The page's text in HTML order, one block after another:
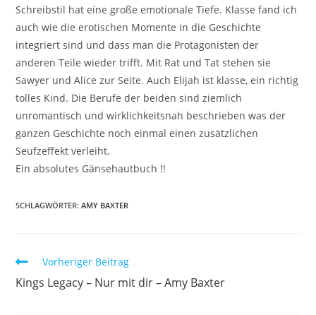
Schreibstil hat eine große emotionale Tiefe. Klasse fand ich
auch wie die erotischen Momente in die Geschichte
integriert sind und dass man die Protagonisten der
anderen Teile wieder trifft. Mit Rat und Tat stehen sie
Sawyer und Alice zur Seite. Auch Elijah ist klasse, ein richtig
tolles Kind. Die Berufe der beiden sind ziemlich
unromantisch und wirklichkeitsnah beschrieben was der
ganzen Geschichte noch einmal einen zusätzlichen
Seufzeffekt verleiht.
Ein absolutes Gänsehautbuch !!
SCHLAGWÖRTER:AMY BAXTER
Vorheriger Beitrag
Kings Legacy – Nur mit dir – Amy Baxter